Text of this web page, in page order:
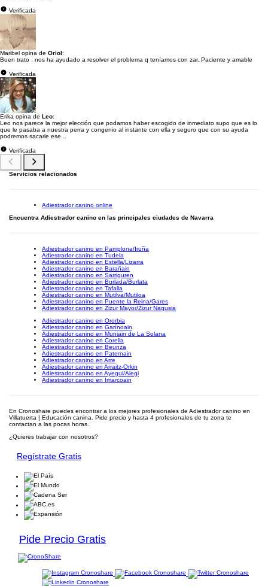
Verificada
Maribel opina de Oriol:
Buen trato , nos ha ayudado a resolver el problema q teníamos con zar. Paciente y amable
Verificada
Erika opina de Leo:
Leo nos parece la mejor elección que podamos haber escogido de inmediato supo que es lo
que le pasaba a nuestra perra y congenio al instante con ella y seguro que con su ayuda
podremos sacarle ese...
Verificada
Servicios relacionados
Adiestrador canino online
Encuentra Adiestrador canino en las principales ciudades de Navarra
Adiestrador canino en Pamplona/Iruña
Adiestrador canino en Tudela
Adiestrador canino en Estella/Lizarra
Adiestrador canino en Barañain
Adiestrador canino en Sarriguren
Adiestrador canino en Burlada/Burlata
Adiestrador canino en Tafalla
Adiestrador canino en Mutilva/Mutiloa
Adiestrador canino en Puente la Reina/Gares
Adiestrador canino en Zizur Mayor/Zizur Nagusia
Adiestrador canino en Ororbia
Adiestrador canino en Garínoain
Adiestrador canino en Muniain de La Solana
Adiestrador canino en Corella
Adiestrador canino en Beunza
Adiestrador canino en Paternain
Adiestrador canino en Arre
Adiestrador canino en Arraitz-Orkin
Adiestrador canino en Ayegui/Aiegi
Adiestrador canino en Imarcoain
En Cronoshare puedes encontrar a los mejores profesionales de Adiestrador canino en
Villatuerta | Educación canina. Pide precio y hasta 4 profesionales de tu zona te
contactan a las pocas horas.
¿Quieres trabajar con nosotros?
Regístrate Gratis
Pide Precio Gratis